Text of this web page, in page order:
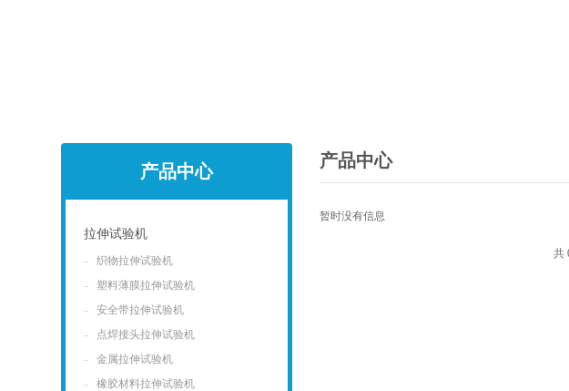
产品中心
拉伸试验机
织物拉伸试验机
塑料薄膜拉伸试验机
安全带拉伸试验机
点焊接头拉伸试验机
金属拉伸试验机
橡胶材料拉伸试验机
产品中心
暂时没有信息
共